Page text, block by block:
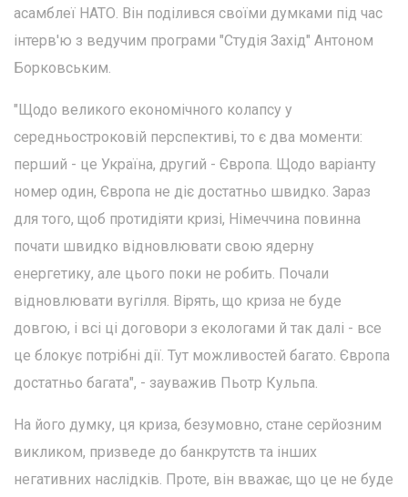
асамблеї НАТО. Він поділився своїми думками під час
інтерв'ю з ведучим програми "Студія Захід" Антоном
Борковським.
"Щодо великого економічного колапсу у
середньостроковій перспективі, то є два моменти:
перший - це Україна, другий - Європа. Щодо варіанту
номер один, Європа не діє достатньо швидко. Зараз
для того, щоб протидіяти кризі, Німеччина повинна
почати швидко відновлювати свою ядерну
енергетику, але цього поки не робить. Почали
відновлювати вугілля. Вірять, що криза не буде
довгою, і всі ці договори з екологами й так далі - все
це блокує потрібні дії. Тут можливостей багато. Європа
достатньо багата", - зауважив Пьотр Кульпа.
На його думку, ця криза, безумовно, стане серйозним
викликом, призведе до банкрутств та інших
негативних наслідків. Проте, він вважає, що це не буде